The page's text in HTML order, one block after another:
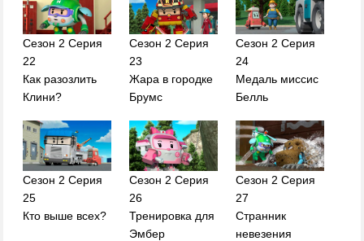
Сезон 2 Серия
22
Как разозлить
Клини?
Сезон 2 Серия
23
Жара в городке
Брумс
Сезон 2 Серия
24
Медаль миссис
Белль
Сезон 2 Серия
25
Кто выше всех?
Сезон 2 Серия
26
Тренировка для
Эмбер
Сезон 2 Серия
27
Странник
невезения